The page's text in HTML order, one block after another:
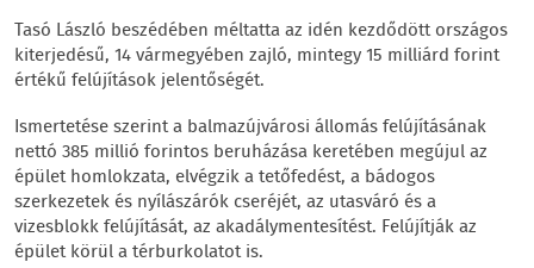
Tasó László beszédében méltatta az idén kezdődött országos
kiterjedésű, 14 vármegyében zajló, mintegy 15 milliárd forint
értékű felújítások jelentőségét.
Ismertetése szerint a balmazújvárosi állomás felújításának
nettó 385 millió forintos beruházása keretében megújul az
épület homlokzata, elvégzik a tetőfedést, a bádogos
szerkezetek és nyílászárók cseréjét, az utasváró és a
vizesblokk felújítását, az akadálymentesítést. Felújítják az
épület körül a térburkolatot is.